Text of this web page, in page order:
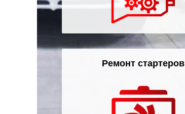
Ремонт стартеров